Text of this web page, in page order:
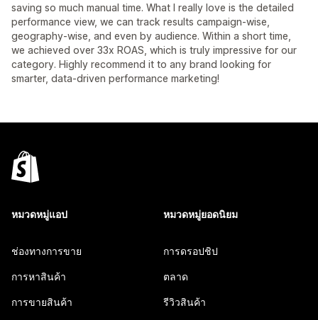
saving so much manual time. What I really love is the detailed
performance view, we can track results campaign-wise,
geography-wise, and even by audience. Within a short time,
we achieved over 33x ROAS, which is truly impressive for our
category. Highly recommend it to any brand looking for
smarter, data-driven performance marketing!
หมวดหมู่แอป
ช่องทางการขาย
การหาสินค้า
การขายสินค้า
หมวดหมู่ยอดนิยม
การดรอปชิป
ตลาด
รีวิวสินค้า